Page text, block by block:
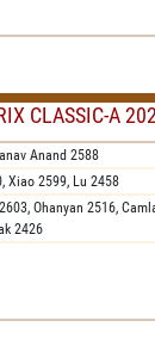
CLASSIC-A
Anand 2588
Xiao 2599, Lu 2458
2603, Ohanyan 2516,
2426